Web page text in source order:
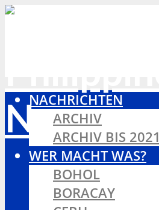
NACHRICHTEN
ARCHIV
ARCHIV BIS 2021
WER MACHT WAS?
BOHOL
BORACAY